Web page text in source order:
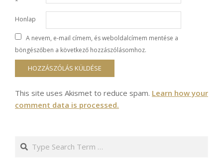
Honlap
A nevem, e-mail címem, és weboldalcímem mentése a
böngészőben a következő hozzászólásomhoz.
This site uses Akismet to reduce spam. Learn how your
comment data is processed.
Search